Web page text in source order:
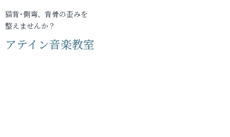
猫背･側弯、背骨の歪みを
整えませんか？
アテイン音楽教室